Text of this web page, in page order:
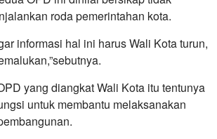
roda pemerintahan kota.
informasi hal ini harus Wali Kota turun,
yang diangkat Wali Kota itu tentunya
untuk membantu melaksanakan